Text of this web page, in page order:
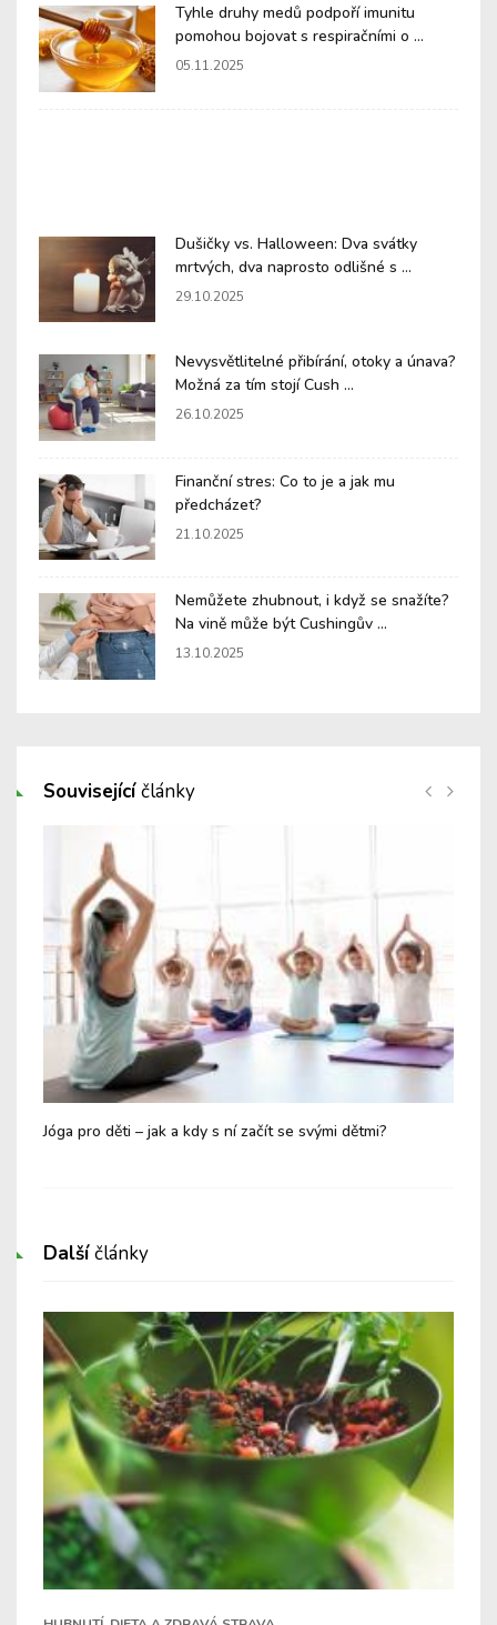
Tyhle druhy medů podpoří imunitu
pomohou bojovat s respiračními o ...
05.11.2025
Dušičky vs. Halloween: Dva svátky
mrtvých, dva naprosto odlišné s ...
29.10.2025
Nevysvětlitelné přibírání, otoky a únava?
Možná za tím stojí Cush ...
26.10.2025
Finanční stres: Co to je a jak mu
předcházet?
21.10.2025
Nemůžete zhubnout, i když se snažíte?
Na vině může být Cushingův ...
13.10.2025
Souvisejícíčlánky
Jóga pro děti – jak a kdy s ní začít se svými dětmi?
Dalšíčlánky